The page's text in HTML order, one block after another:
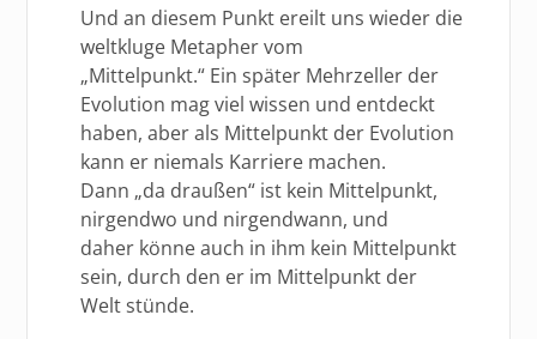
Und an diesem Punkt ereilt uns wieder die
weltkluge Metapher vom
„Mittelpunkt.“ Ein später Mehrzeller der
Evolution mag viel wissen und entdeckt
haben, aber als Mittelpunkt der Evolution
kann er niemals Karriere machen.
Dann „da draußen“ ist kein Mittelpunkt,
nirgendwo und nirgendwann, und
daher könne auch in ihm kein Mittelpunkt
sein, durch den er im Mittelpunkt der
Welt stünde.